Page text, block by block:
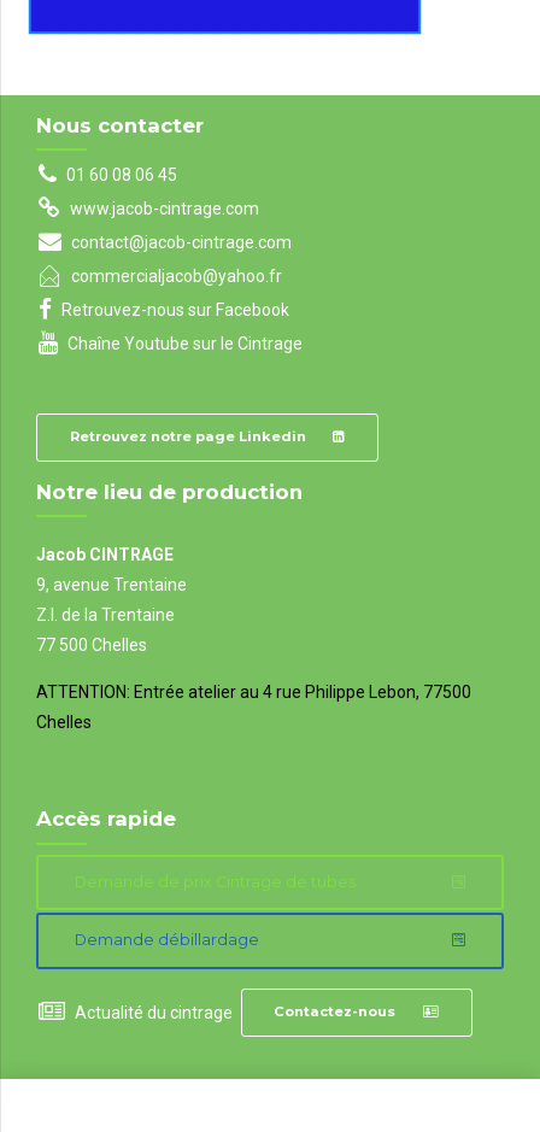
Nous contacter
01 60 08 06 45
www.jacob-cintrage.com
contact@jacob-cintrage.com
commercialjacob@yahoo.fr
Retrouvez-nous sur Facebook
Chaîne Youtube sur le Cintrage
Retrouvez notre page Linkedin
Notre lieu de production
Jacob CINTRAGE
9, avenue Trentaine
Z.I. de la Trentaine
77 500 Chelles
ATTENTION: Entrée atelier au 4 rue Philippe Lebon, 77500
Chelles
Accès rapide
Demande de prix Cintrage de tubes
Demande débillardage
Actualité du cintrage Contactez-nous